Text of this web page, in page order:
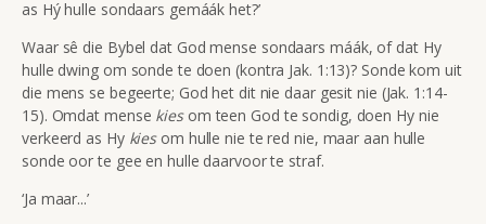
as Hý hulle sondaars gemáák het?’
Waar sê die Bybel dat God mense sondaars máák, of dat Hy
hulle dwing om sonde te doen (kontra Jak. 1:13)? Sonde kom uit
die mens se begeerte; God het dit nie daar gesit nie (Jak. 1:14-
15). Omdat mense kies om teen God te sondig, doen Hy nie
verkeerd as Hy kies om hulle nie te red nie, maar aan hulle
sonde oor te gee en hulle daarvoor te straf.
‘Ja maar...’